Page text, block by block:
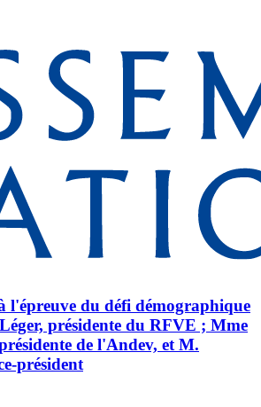
l'épreuve du défi démographique
présidente du RFVE ; Mme
de l'Andev, et M.
président